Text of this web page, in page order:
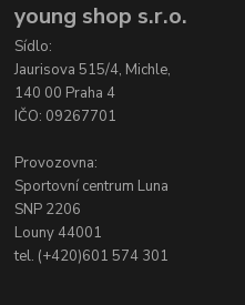
young shop s.r.o.
Sídlo:
Jaurisova 515/4, Michle,
140 00 Praha 4
IČO: 09267701
Provozovna:
Sportovní centrum Luna
SNP 2206
Louny 44001
tel. (+420)601 574 301